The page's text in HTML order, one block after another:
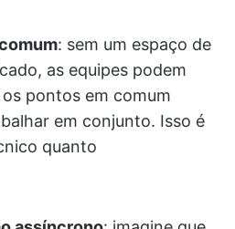
: sem um espaço de
as equipes podem
pontos em comum
em conjunto. Isso é
quanto